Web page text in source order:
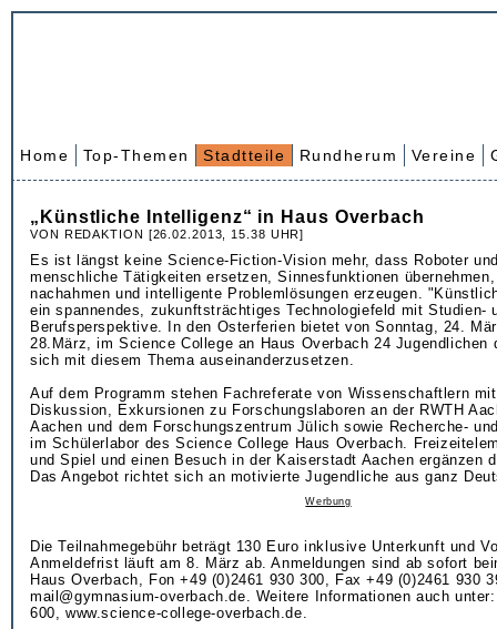
Home Top-Themen Stadtteile Rundherum Vereine
„Künstliche Intelligenz“ in Haus Overbach
VON REDAKTION [26.02.2013, 15.38 UHR]
Es ist längst keine Science-Fiction-Vision mehr, dass Roboter
menschliche Tätigkeiten ersetzen, Sinnesfunktionen
nachahmen und intelligente Problemlösungen erzeugen.
ein spannendes, zukunftsträchtiges Technologiefeld mit Studien-
Berufsperspektive. In den Osterferien bietet von Sonntag, 24.
28.März, im Science College an Haus Overbach 24 Jugendlichen
sich mit diesem Thema auseinanderzusetzen.
Auf dem Programm stehen Fachreferate von Wissenschaftlern
Diskussion, Exkursionen zu Forschungslaboren an der RWTH
Aachen und dem Forschungszentrum Jülich sowie Recherche-
im Schülerlabor des Science College Haus Overbach.
und Spiel und einen Besuch in der Kaiserstadt Aachen ergänzen
Das Angebot richtet sich an motivierte Jugendliche aus ganz
Werbung
Die Teilnahmegebühr beträgt 130 Euro inklusive Unterkunft und
Anmeldefrist läuft am 8. März ab. Anmeldungen sind ab sofort
Haus Overbach, Fon +49 (0)2461 930 300, Fax +49 (0)2461 930
mail@gymnasium-overbach.de. Weitere Informationen auch
600, www.science-college-overbach.de.